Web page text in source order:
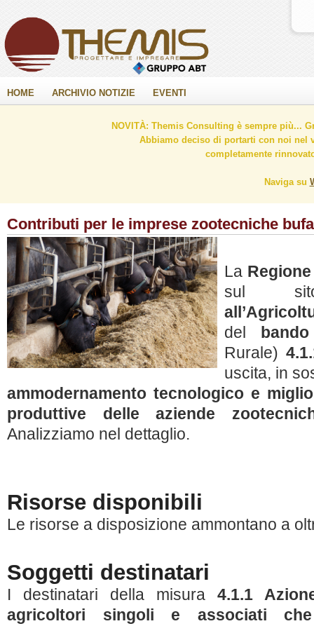
HOME ARCHIVIO NOTIZIE EVENTI
NOVITÀ: Themis Consulting è sempre più...
Abbiamo deciso di portarti con noi nel
completamente
Naviga su
Contributi per le imprese zootecniche
La
sul
del
Rurale)
uscita, in
ammodernamento tecnologico e
produttive delle aziende
Analizziamo nel dettaglio.
Risorse disponibili
Le risorse a disposizione ammontano a
Soggetti destinatari
I destinatari della misura 4.1.1
agricoltori singoli e associati